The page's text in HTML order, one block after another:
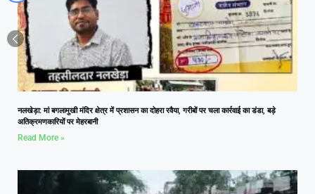
नलखेड़ा: मां बगलामुखी मंदिर क्षेत्र में प्रशासन का दोहरा रवैया, गरीबों पर चला कार्रवाई का डंडा, बड़े
अतिक्रमणकारियों पर मेहरबानी
Read More »